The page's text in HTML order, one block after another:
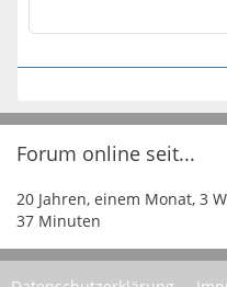
Forum online seit...
20 Jahren, einem Monat, 3
37 Minuten